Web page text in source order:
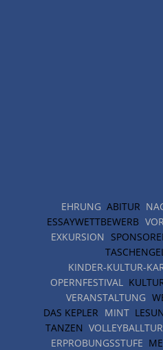
EHRUNG ABITUR
ESSAYWETTBEWERB
EXKURSION
KINDER-KULTUR-
OPERNFESTIVAL
VERANSTALTUNG
DAS KEPLER MINT
TANZEN
ERPROBUNGSSTUFE